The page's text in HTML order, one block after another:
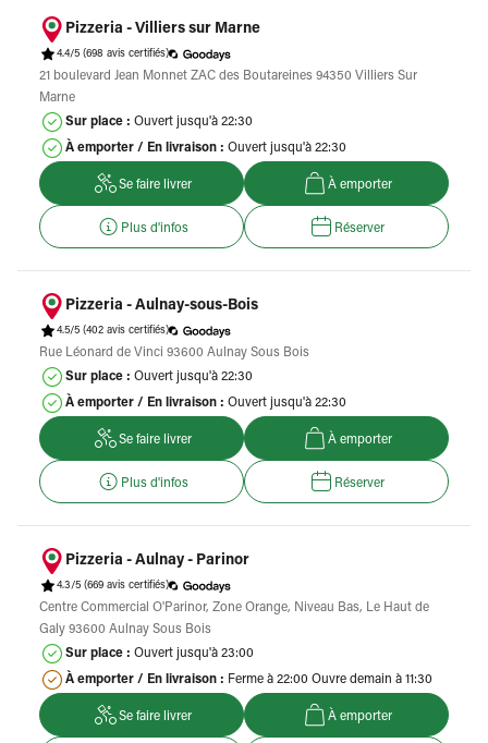
Pizzeria - Villiers sur Marne
4.4/5 (698 avis certifiés)
21 boulevard Jean Monnet ZAC des Boutareines 94350 Villiers Sur
Marne
Sur place : Ouvert jusqu'à 22:30
À emporter / En livraison : Ouvert jusqu'à 22:30
Se faire livrer À emporter
Plus d'infos Réserver
Pizzeria - Aulnay-sous-Bois
4.5/5 (402 avis certifiés)
Rue Léonard de Vinci 93600 Aulnay Sous Bois
Sur place : Ouvert jusqu'à 22:30
À emporter / En livraison : Ouvert jusqu'à 22:30
Se faire livrer À emporter
Plus d'infos Réserver
Pizzeria - Aulnay - Parinor
4.3/5 (669 avis certifiés)
Centre Commercial O'Parinor, Zone Orange, Niveau Bas, Le Haut de
Galy 93600 Aulnay Sous Bois
Sur place : Ouvert jusqu'à 23:00
À emporter / En livraison : Ferme à 22:00 Ouvre demain à 11:30
Se faire livrer À emporter